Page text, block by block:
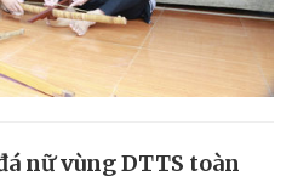
nữ vùng DTTS toàn